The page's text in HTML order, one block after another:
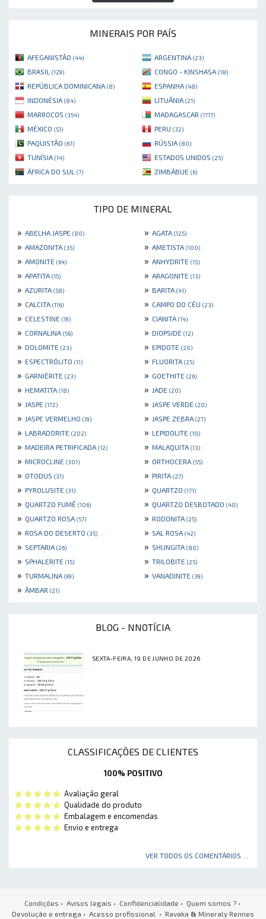
MINERAIS POR PAÍS
AFEGANISTÃO (44) ARGENTINA (23)
BRASIL (129) CONGO - KINSHASA (18)
REPÚBLICA DOMINICANA (8) ESPANHA (48)
INDONÉSIA (84) LITUÂNIA (21)
MARROCOS (354) MADAGASCAR (1717)
MÉXICO (51) PERU (32)
PAQUISTÃO (67) RÚSSIA (80)
TUNÍSIA (14) ESTADOS UNIDOS (25)
ÁFRICA DO SUL (7) ZIMBÁBUE (6)
TIPO DE MINERAL
» ABELHA JASPE (80) » AGATA (125)
» AMAZONITA (35) » AMETISTA (100)
» AMONITE (64) » ANHYDRITE (15)
» APATITA (15) » ARAGONITE (13)
» AZURITA (58) » BARITA (41)
» CALCITA (116) » CAMPO DO CÉU (23)
» CELESTINE (19) » CIANITA (14)
» CORNALINA (56) » DIOPSIDE (12)
» DOLOMITE (23) » EPIDOTE (20)
» ESPECTRÓLITO (11) » FLUORITA (25)
» GARNIÈRITE (23) » GOETHITE (26)
» HEMATITA (18) » JADE (20)
» JASPE (172) » JASPE VERDE (20)
» JASPE VERMELHO (19) » JASPE ZEBRA (27)
» LABRADORITE (202) » LEPIDOLITE (10)
» MADEIRA PETRIFICADA (12) » MALAQUITA (13)
» MICROCLINE (301) » ORTHOCERA (55)
» OTODUS (31) » PIRITA (27)
» PYROLUSITE (31) » QUARTZO (171)
» QUARTZO FUMÊ (106) » QUARTZO DESBOTADO (40)
» QUARTZO ROSA (57) » RODONITA (25)
» ROSA DO DESERTO (35) » SAL ROSA (42)
» SEPTARIA (26) » SHUNGITA (80)
» SPHALERITE (15) » TRILOBITE (25)
» TURMALINA (99) » VANADINITE (39)
» ÂMBAR (21)
BLOG - NNOTÍCIA
SEXTA-FEIRA, 19 DE JUNHO DE 2026
CLASSIFICAÇÕES DE CLIENTES
100% POSITIVO
Avaliação geral
Qualidade do produto
Embalagem e encomendas
Envio e entrega
VER TODOS OS COMENTÁRIOS ...
Condições • Avisos legais • Confidencialidade • Quem somos ?•
Devolução e entrega • Acesso profissional • Ravaka & Mineraly Rennes